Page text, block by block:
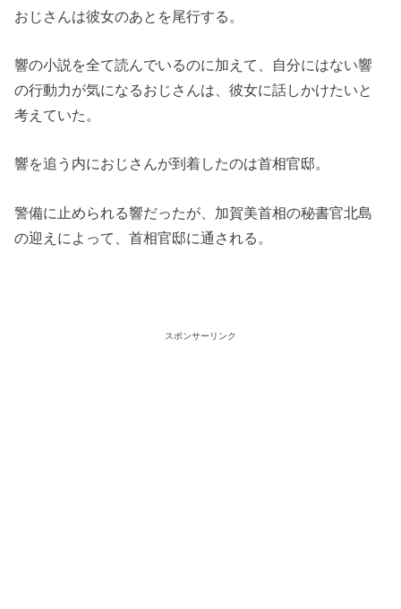
おじさんは彼女のあとを尾行する。
響の小説を全て読んでいるのに加えて、自分にはない響
の行動力が気になるおじさんは、彼女に話しかけたいと
考えていた。
響を追う内におじさんが到着したのは首相官邸。
警備に止められる響だったが、加賀美首相の秘書官北島
の迎えによって、首相官邸に通される。
スポンサーリンク